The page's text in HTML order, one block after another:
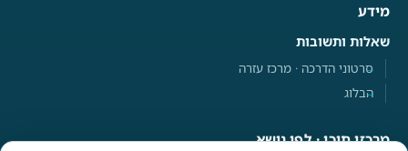
מידע
שאלות ותשובות
סרטוני הדרכה · מרכז עזרה
הבלוג
מרכזי תוכן · לפי נושא